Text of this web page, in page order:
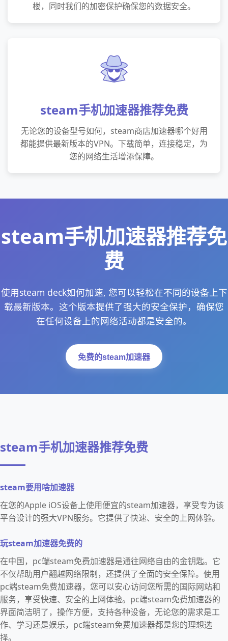
楼，同时我们的加密保护确保您的数据安全。
steam手机加速器推荐免费
无论您的设备型号如何，steam商店加速器哪个好用
都能提供最新版本的VPN。下载简单，连接稳定，为
您的网络生活增添保障。
steam手机加速器推荐免
费
使用steam deck如何加速, 您可以轻松在不同的设备上下
载最新版本。这个版本提供了强大的安全保护，确保您
在任何设备上的网络活动都是安全的。
免费的steam加速器
steam手机加速器推荐免费
steam要用啥加速器
在您的Apple iOS设备上使用便宜的steam加速器，享受专为该
平台设计的强大VPN服务。它提供了快速、安全的上网体验。
玩steam加速器免费的
在中国，pc端steam免费加速器是通往网络自由的金钥匙。它
不仅帮助用户翻越网络限制，还提供了全面的安全保障。使用
pc端steam免费加速器，您可以安心访问您所需的国际网站和
服务，享受快速、安全的上网体验。pc端steam免费加速器的
界面简洁明了，操作方便，支持各种设备，无论您的需求是工
作、学习还是娱乐，pc端steam免费加速器都是您的理想选
择。